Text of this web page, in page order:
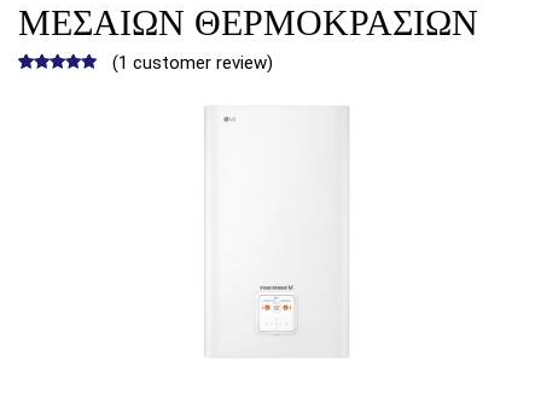
ΜΕΣΑΊΩΝ ΘΕΡΜΟΚΡΑΣΙΏΝ
(1 customer review)